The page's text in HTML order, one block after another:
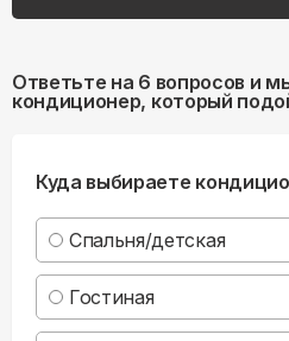
Ответьте на 6 вопросов и
кондиционер, который
Куда выбираете
Спальня/детская
Гостиная